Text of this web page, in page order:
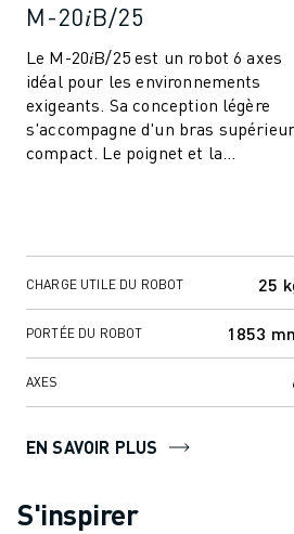
M-20𝑖B/25
Le M-20𝑖B/25 est un robot 6 axes
idéal pour les environnements
exigeants. Sa conception légère
s'accompagne d'un bras supérieur
compact. Le poignet et la
CHARGE UTILE DU ROBOT 25
PORTÉE DU ROBOT 1853
AXES
EN SAVOIR PLUS
S'inspirer